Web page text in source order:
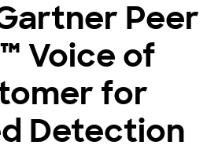
Peer
Voice of
for
Detection